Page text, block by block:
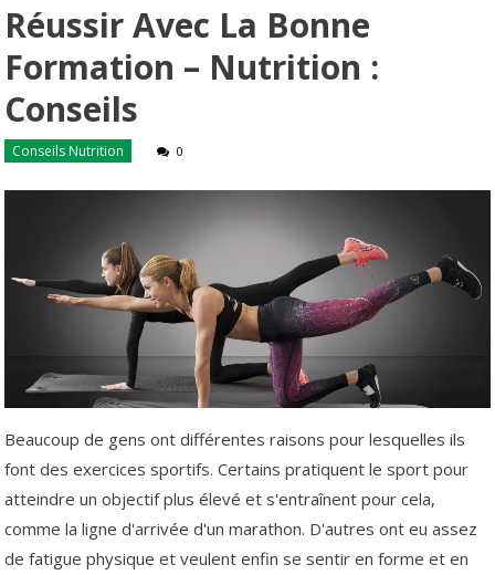
Réussir Avec La Bonne
Formation – Nutrition :
Conseils
Conseils Nutrition 0
Beaucoup de gens ont différentes raisons pour lesquelles ils
font des exercices sportifs. Certains pratiquent le sport pour
atteindre un objectif plus élevé et s'entraînent pour cela,
comme la ligne d'arrivée d'un marathon. D'autres ont eu assez
de fatigue physique et veulent enfin se sentir en forme et en